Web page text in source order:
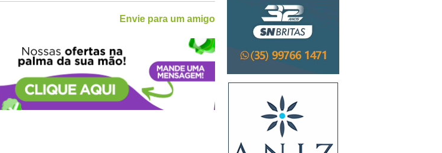
Envie para um amigo